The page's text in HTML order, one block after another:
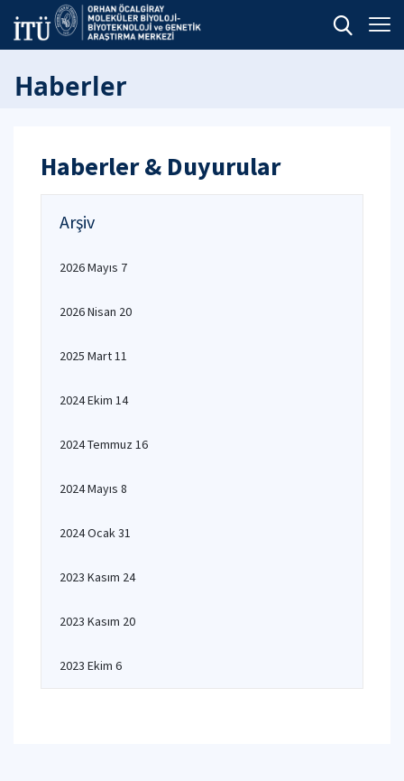
Haberler
Haberler & Duyurular
Arşiv
2026 Mayıs 7
2026 Nisan 20
2025 Mart 11
2024 Ekim 14
2024 Temmuz 16
2024 Mayıs 8
2024 Ocak 31
2023 Kasım 24
2023 Kasım 20
2023 Ekim 6